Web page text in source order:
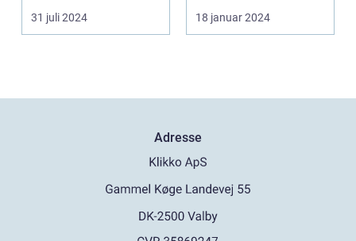
d...
31 juli 2024 18 januar 2024
Adresse